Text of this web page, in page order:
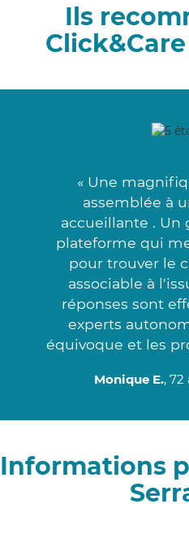
Ils
« Une
assemblée à
accueillante . Un
plateforme qui
pour trouver le
associable à
réponses sont
experts
équivoque et les
Monique E., 72
Informations